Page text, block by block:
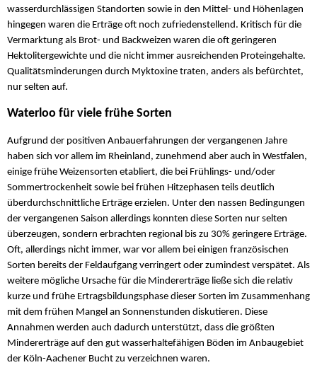
wasserdurchlässigen Standorten sowie in den Mittel- und Höhenlagen
hingegen waren die Erträge oft noch zufriedenstellend. Kritisch für die
Vermarktung als Brot- und Backweizen waren die oft geringeren
Hektolitergewichte und die nicht immer ausreichenden Proteingehalte.
Qualitätsminderungen durch Myktoxine traten, anders als befürchtet,
nur selten auf.
Waterloo für viele frühe Sorten
Aufgrund der positiven Anbauerfahrungen der vergangenen Jahre
haben sich vor allem im Rheinland, zunehmend aber auch in Westfalen,
einige frühe Weizensorten etabliert, die bei Frühlings- und/oder
Sommertrockenheit sowie bei frühen Hitzephasen teils deutlich
überdurchschnittliche Erträge erzielen. Unter den nassen Bedingungen
der vergangenen Saison allerdings konnten diese Sorten nur selten
überzeugen, sondern erbrachten regional bis zu 30% geringere Erträge.
Oft, allerdings nicht immer, war vor allem bei einigen französischen
Sorten bereits der Feldaufgang verringert oder zumindest verspätet. Als
weitere mögliche Ursache für die Mindererträge ließe sich die relativ
kurze und frühe Ertragsbildungsphase dieser Sorten im Zusammenhang
mit dem frühen Mangel an Sonnenstunden diskutieren. Diese
Annahmen werden auch dadurch unterstützt, dass die größten
Mindererträge auf den gut wasserhaltefähigen Böden im Anbaugebiet
der Köln-Aachener Bucht zu verzeichnen waren.